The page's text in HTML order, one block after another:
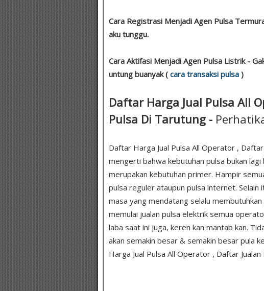
Cara Registrasi Menjadi Agen Pulsa
aku tunggu.
Cara Aktifasi Menjadi Agen Pulsa Listrik -
untung buanyak ( cara transaksi pulsa )
Daftar Harga Jual Pulsa All
Pulsa Di Tarutung -
Daftar Harga Jual Pulsa All Operator ,
mengerti bahwa kebutuhan pulsa bukan
merupakan kebutuhan primer. Hampir
pulsa reguler ataupun pulsa internet.
masa yang mendatang selalu
memulai jualan pulsa elektrik semua
laba saat ini juga, keren kan mantab kan.
akan semakin besar & semakin besar pula
Harga Jual Pulsa All Operator , Daftar